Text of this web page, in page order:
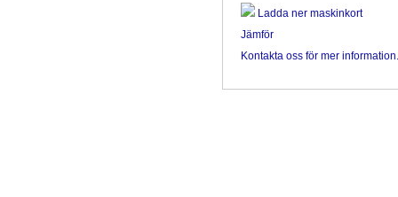
Ladda ner maskinkort
Jämför
Kontakta oss för mer information.